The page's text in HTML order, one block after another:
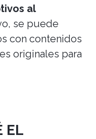
al
se puede
con contenidos
originales para
EL